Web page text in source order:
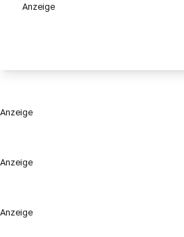
Anzeige
Anzeige
Anzeige
Anzeige